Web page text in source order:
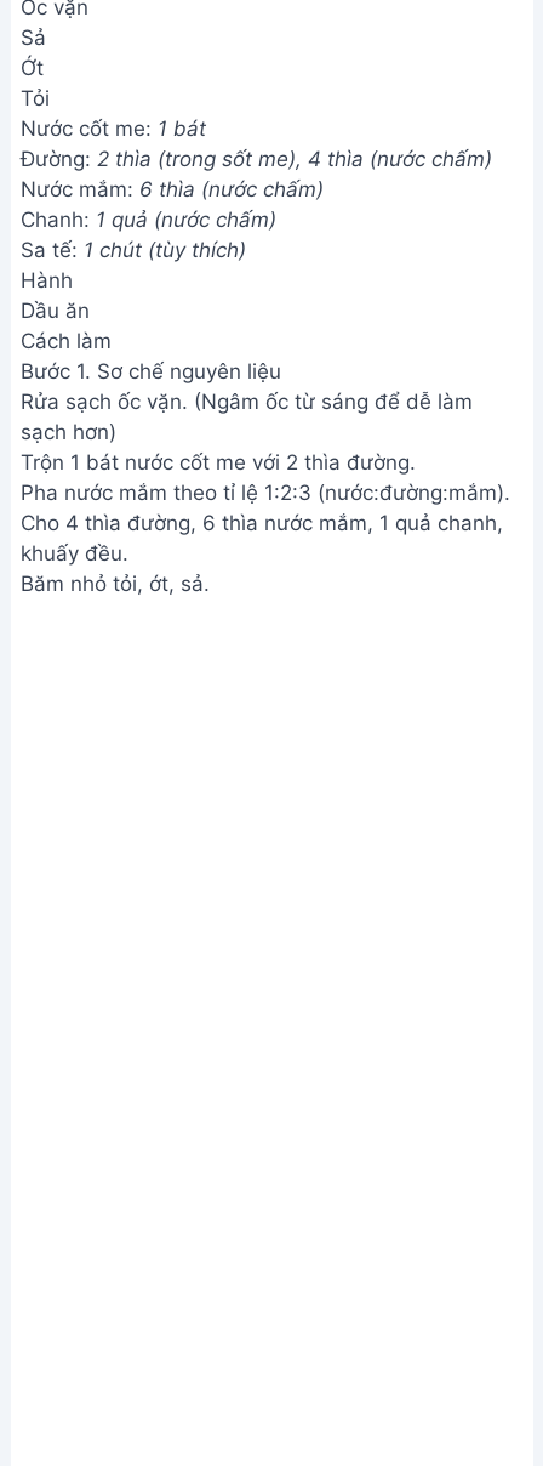
Ốc vặn
Sả
Ớt
Tỏi
Nước cốt me: 1 bát
Đường: 2 thìa (trong sốt me), 4 thìa (nước chấm)
Nước mắm: 6 thìa (nước chấm)
Chanh: 1 quả (nước chấm)
Sa tế: 1 chút (tùy thích)
Hành
Dầu ăn
Cách làm
Bước 1. Sơ chế nguyên liệu
Rửa sạch ốc vặn. (Ngâm ốc từ sáng để dễ làm
sạch hơn)
Trộn 1 bát nước cốt me với 2 thìa đường.
Pha nước mắm theo tỉ lệ 1:2:3 (nước:đường:mắm).
Cho 4 thìa đường, 6 thìa nước mắm, 1 quả chanh,
khuấy đều.
Băm nhỏ tỏi, ớt, sả.